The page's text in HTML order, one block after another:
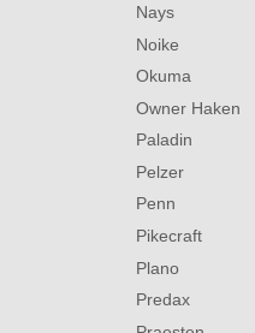
Nays
Noike
Okuma
Owner Haken
Paladin
Pelzer
Penn
Pikecraft
Plano
Predax